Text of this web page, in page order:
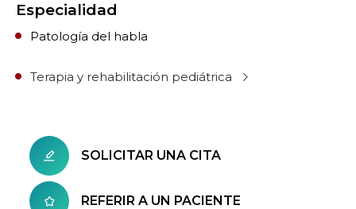
Especialidad
Patología del habla
Terapia y rehabilitación pediátrica
SOLICITAR UNA CITA
REFERIR A UN PACIENTE